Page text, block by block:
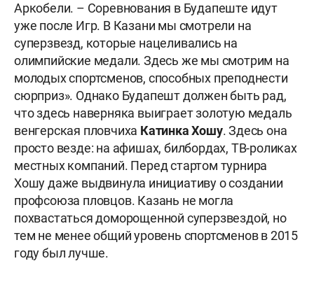
Аркобели. – Соревнования в Будапеште идут
уже после Игр. В Казани мы смотрели на
суперзвезд, которые нацеливались на
олимпийские медали. Здесь же мы смотрим на
молодых спортсменов, способных преподнести
сюрприз». Однако Будапешт должен быть рад,
что здесь наверняка выиграет золотую медаль
венгерская пловчиха Катинка Хошу. Здесь она
просто везде: на афишах, билбордах, ТВ-роликах
местных компаний. Перед стартом турнира
Хошу даже выдвинула инициативу о создании
профсоюза пловцов. Казань не могла
похвастаться доморощенной суперзвездой, но
тем не менее общий уровень спортсменов в 2015
году был лучше.